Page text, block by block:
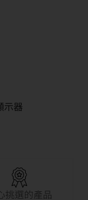
示器
挑選的產品